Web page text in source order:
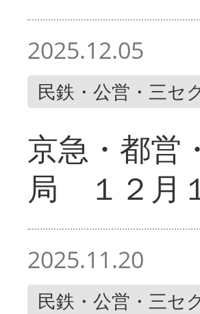
2025.12.05
民鉄・公営・三セ
京急・都営
局 １２月
2025.11.20
民鉄・公営・三セ